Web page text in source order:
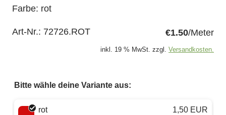
Farbe: rot
Art-Nr.: 72726.ROT €1.50/Meter
inkl. 19 % MwSt. zzgl. Versandkosten.
Bitte wähle deine Variante aus:
Wähle eine Farbe
rot 1,50 EUR